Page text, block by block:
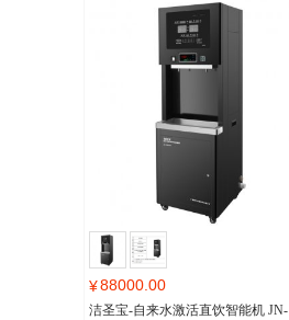
¥88000.00
洁圣宝-自来水激活直饮智能机 JN-